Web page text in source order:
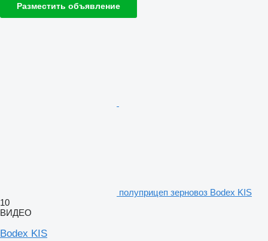
Разместить объявление
полуприцеп зерновоз Bodex KIS
10
ВИДЕО
Bodex KIS